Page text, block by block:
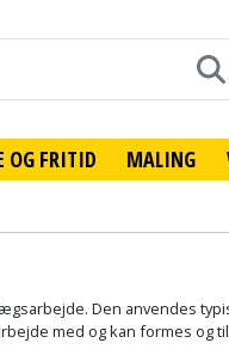
OG FRITID MALING
Den anvendes
med og kan formes og